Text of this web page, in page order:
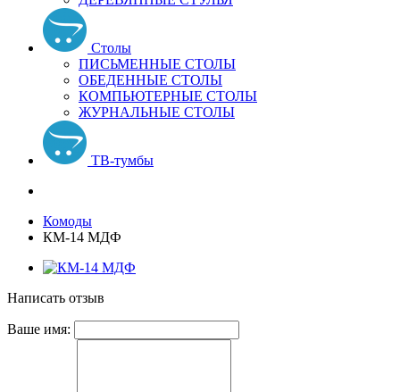
Столы
ПИСЬМЕННЫЕ СТОЛЫ
ОБЕДЕННЫЕ СТОЛЫ
КОМПЬЮТЕРНЫЕ СТОЛЫ
ЖУРНАЛЬНЫЕ СТОЛЫ
ТВ-тумбы
Комоды
КМ-14 МДФ
Написать отзыв
Ваше имя: